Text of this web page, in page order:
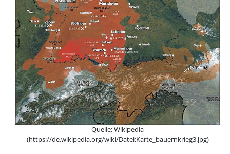
Quelle: Wikipedia
(https://de.wikipedia.org/wiki/Datei:Karte_bauernkrieg3.jpg)